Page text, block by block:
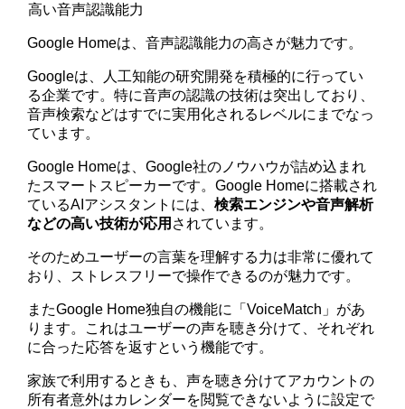
高い音声認識能力
Google Homeは、音声認識能力の高さが魅力です。
Googleは、人工知能の研究開発を積極的に行ってい
る企業です。特に音声の認識の技術は突出しており、
音声検索などはすでに実用化されるレベルにまでなっ
ています。
Google Homeは、Google社のノウハウが詰め込まれ
たスマートスピーカーです。Google Homeに搭載され
ているAIアシスタントには、検索エンジンや音声解析
などの高い技術が応用 されています。
そのためユーザーの言葉を理解する力は非常に優れて
おり、ストレスフリーで操作できるのが魅力です。
またGoogle Home独自の機能に「VoiceMatch」があ
ります。これはユーザーの声を聴き分けて、それぞれ
に合った応答を返すという機能です。
家族で利用するときも、声を聴き分けてアカウントの
所有者意外はカレンダーを閲覧できないように設定で